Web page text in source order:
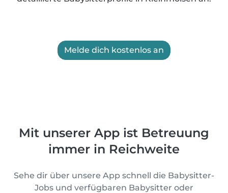
Melde dich kostenlos an
Mit unserer App ist Betreuung
immer in Reichweite
Sehe dir über unsere App schnell die Babysitter-
Jobs und verfügbaren Babysitter oder